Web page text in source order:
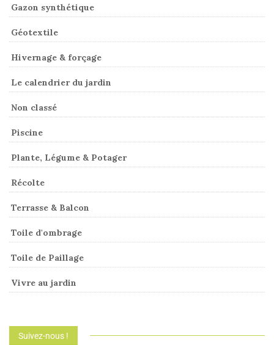
Gazon synthétique
Géotextile
Hivernage & forçage
Le calendrier du jardin
Non classé
Piscine
Plante, Légume & Potager
Récolte
Terrasse & Balcon
Toile d'ombrage
Toile de Paillage
Vivre au jardin
Suivez-nous !